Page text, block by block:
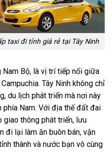
taxi đi tỉnh giá rẻ tại Tây Ninh
Bộ, là vị trí tiếp nối giữa
Tây Ninh không chỉ
du lịch phát triển mà nơi này
phía Nam. Với địa thế đất đai
giao thông phát triển, lưu
đi lại làm ăn buôn bán, vận
thành và nước bạn vô cùng